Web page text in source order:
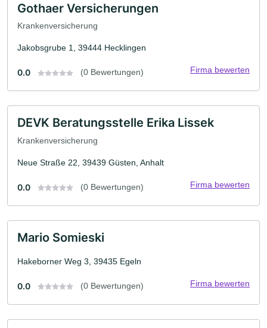
Gothaer Versicherungen
Krankenversicherung
Jakobsgrube 1, 39444 Hecklingen
0.0 (0 Bewertungen) Firma bewerten
DEVK Beratungsstelle Erika Lissek
Krankenversicherung
Neue Straße 22, 39439 Güsten, Anhalt
0.0 (0 Bewertungen) Firma bewerten
Mario Somieski
Hakeborner Weg 3, 39435 Egeln
0.0 (0 Bewertungen) Firma bewerten